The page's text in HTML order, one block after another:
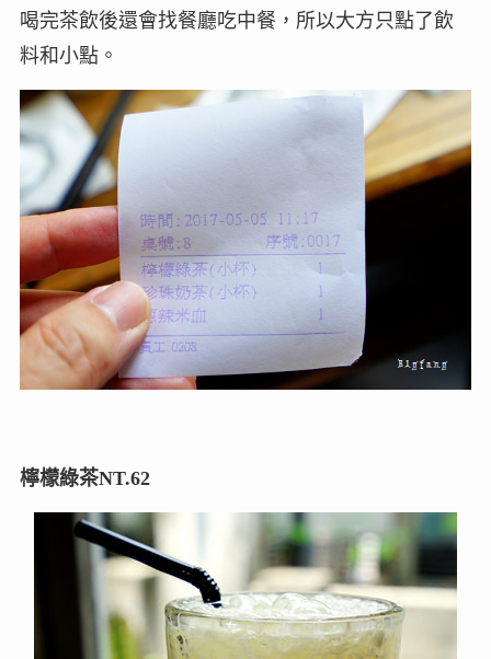
喝完茶飲後還會找餐廳吃中餐，所以大方只點了飲
料和小點。
檸檬綠茶NT.62